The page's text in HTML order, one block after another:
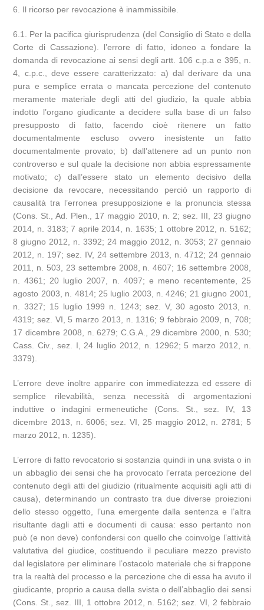
6. Il ricorso per revocazione è inammissibile.
6.1. Per la pacifica giurisprudenza (del Consiglio di Stato e della
Corte di Cassazione). l’errore di fatto, idoneo a fondare la
domanda di revocazione ai sensi degli artt. 106 c.p.a e 395, n.
4, c.p.c., deve essere caratterizzato: a) dal derivare da una
pura e semplice errata o mancata percezione del contenuto
meramente materiale degli atti del giudizio, la quale abbia
indotto l’organo giudicante a decidere sulla base di un falso
presupposto di fatto, facendo cioè ritenere un fatto
documentalmente escluso ovvero inesistente un fatto
documentalmente provato; b) dall’attenere ad un punto non
controverso e sul quale la decisione non abbia espressamente
motivato; c) dall’essere stato un elemento decisivo della
decisione da revocare, necessitando perciò un rapporto di
causalità tra l’erronea presupposizione e la pronuncia stessa
(Cons. St., Ad. Plen., 17 maggio 2010, n. 2; sez. III, 23 giugno
2014, n. 3183; 7 aprile 2014, n. 1635; 1 ottobre 2012, n. 5162;
8 giugno 2012, n. 3392; 24 maggio 2012, n. 3053; 27 gennaio
2012, n. 197; sez. IV, 24 settembre 2013, n. 4712; 24 gennaio
2011, n. 503, 23 settembre 2008, n. 4607; 16 settembre 2008,
n. 4361; 20 luglio 2007, n. 4097; e meno recentemente, 25
agosto 2003, n. 4814; 25 luglio 2003, n. 4246; 21 giugno 2001,
n. 3327; 15 luglio 1999 n. 1243; sez. V, 30 agosto 2013, n.
4319; sez. VI, 5 marzo 2013, n. 1316; 9 febbraio 2009, n, 708;
17 dicembre 2008, n. 6279; C.G.A., 29 dicembre 2000, n. 530;
Cass. Civ., sez. I, 24 luglio 2012, n. 12962; 5 marzo 2012, n.
3379).
L’errore deve inoltre apparire con immediatezza ed essere di
semplice rilevabilità, senza necessità di argomentazioni
induttive o indagini ermeneutiche (Cons. St., sez. IV, 13
dicembre 2013, n. 6006; sez. VI, 25 maggio 2012, n. 2781; 5
marzo 2012, n. 1235).
L’errore di fatto revocatorio si sostanzia quindi in una svista o in
un abbaglio dei sensi che ha provocato l’errata percezione del
contenuto degli atti del giudizio (ritualmente acquisiti agli atti di
causa), determinando un contrasto tra due diverse proiezioni
dello stesso oggetto, l’una emergente dalla sentenza e l’altra
risultante dagli atti e documenti di causa: esso pertanto non
può (e non deve) confondersi con quello che coinvolge l’attività
valutativa del giudice, costituendo il peculiare mezzo previsto
dal legislatore per eliminare l’ostacolo materiale che si frappone
tra la realtà del processo e la percezione che di essa ha avuto il
giudicante, proprio a causa della svista o dell’abbaglio dei sensi
(Cons. St., sez. III, 1 ottobre 2012, n. 5162; sez. VI, 2 febbraio